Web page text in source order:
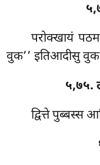
परोक्खायं
वुक’’ इतिआदीसु वुक,
५,७५.
द्वित्ते पुब्बस्स